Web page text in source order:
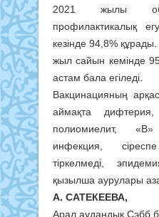
2021 жылы
профилактикалық
кезінде 94,8%
жыл сайын кемінде
астам бала егіледі.
Вакцинацияның
аймақта
полиомиелит,
инфекция,
тіркелмеді,
қызылша аурулары
А. САТЕКЕЕВА,
Арал аудандық Сэбб